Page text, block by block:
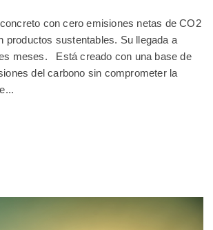
con cero emisiones netas de CO2
productos sustentables. Su llegada a
meses. Está creado con una base de
del carbono sin comprometer la